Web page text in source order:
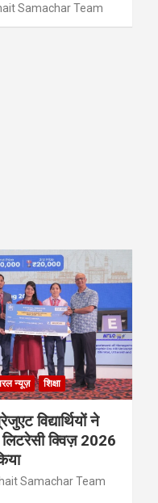
Samachar Team
न्यूज़ शिक्षा
विद्यार्थियों ने
क्विज़ 2026
Samachar Team